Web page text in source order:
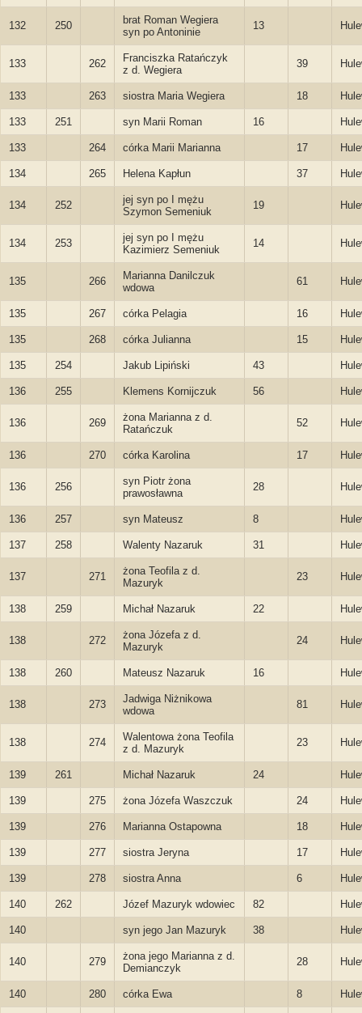
132 250
brat Roman Wegiera
syn po Antoninie
13
133 262
Franciszka Ratańczyk
z d. Wegiera
39
133 263 siostra Maria Wegiera 18
133 251 syn Marii Roman 16
133 264 córka Marii Marianna 17
134 265 Helena Kapłun 37
134 252
jej syn po I mężu
Szymon Semeniuk
19
134 253
jej syn po I mężu
Kazimierz Semeniuk
14
135 266
Marianna Danilczuk
wdowa
61
135 267 córka Pelagia 16
135 268 córka Julianna 15
135 254 Jakub Lipiński 43
136 255 Klemens Kornijczuk 56
136 269
żona Marianna z d.
Ratańczuk
52
136 270 córka Karolina 17
136 256
syn Piotr żona
prawosławna
28
136 257 syn Mateusz 8
137 258 Walenty Nazaruk 31
137 271
żona Teofila z d.
Mazuryk
23
138 259 Michał Nazaruk 22
138 272
żona Józefa z d.
Mazuryk
24
138 260 Mateusz Nazaruk 16
138 273
Jadwiga Niżnikowa
wdowa
81
138 274
Walentowa żona Teofila
z d. Mazuryk
23
139 261 Michał Nazaruk 24
139 275 żona Józefa Waszczuk 24
139 276 Marianna Ostapowna 18
139 277 siostra Jeryna 17
139 278 siostra Anna 6
140 262 Józef Mazuryk wdowiec 82
140 syn jego Jan Mazuryk 38
140 279
żona jego Marianna z d.
Demianczyk
28
140 280 córka Ewa 8